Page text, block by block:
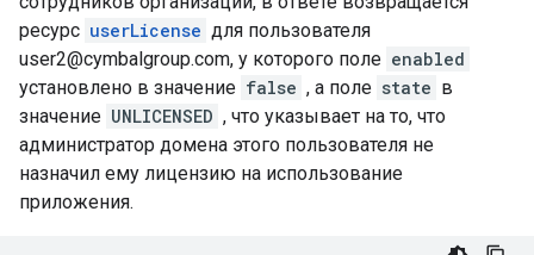
ресурс userLicense для пользователя
user2@cymbalgroup.com, у которого поле enabled
установлено в значение false , а поле state в
значение UNLICENSED , что указывает на то, что
администратор домена этого пользователя не
назначил ему лицензию на использование
приложения.